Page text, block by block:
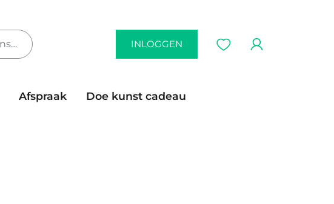
INLOGGEN
Afspraak
Doe kunst cadeau